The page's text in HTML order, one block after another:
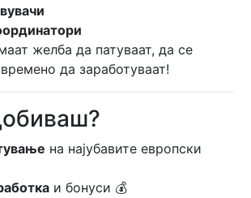
желба да патуваат, да се
да заработуваат!
на најубавите европски
и бонуси 💰